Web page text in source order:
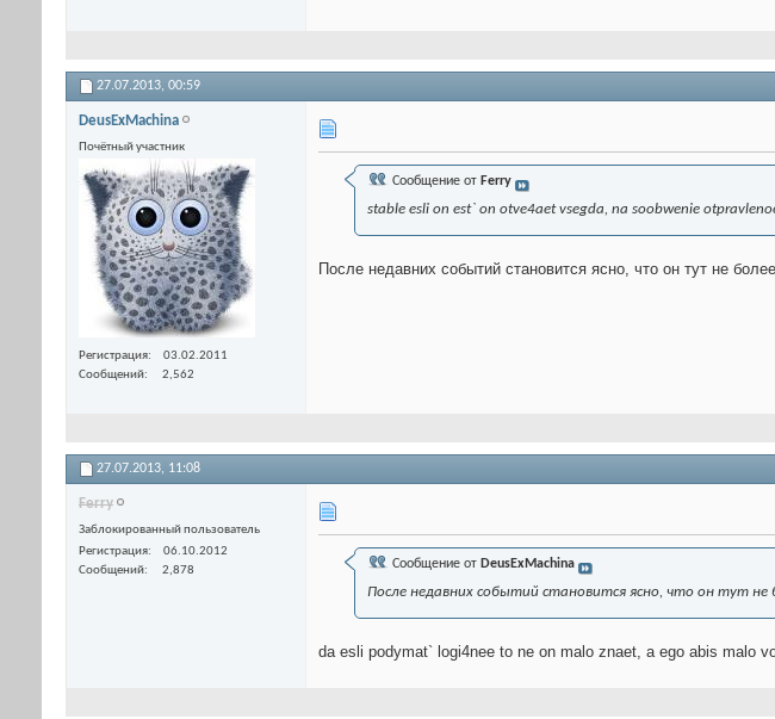
27.07.2013, 00:59
DeusExMachina
Почётный участник
Регистрация
03.02.2011
Сообщений
2,562
Сообщение от Ferry
stable esli on est` on otve4aet vsegda, na soobwenie
После недавних событий становится ясно, что он тут не
27.07.2013, 11:08
Ferry
Заблокированный пользователь
Регистрация
06.10.2012
Сообщений
2,878 Сообщение от DeusExMachina
После недавних событий становится ясно, что он тут не
da esli podymat` logi4nee to ne on malo znaet, a ego abis malo